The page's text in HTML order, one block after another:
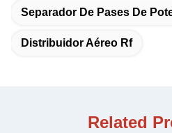
Separador De Pases De
Distribuidor Aéreo Rf
Related